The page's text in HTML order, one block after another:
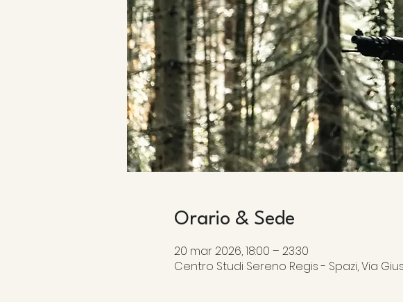
Orario & Sede
20 mar 2026, 18:00 – 23:30
Centro Studi Sereno Regis - Spazi, Via